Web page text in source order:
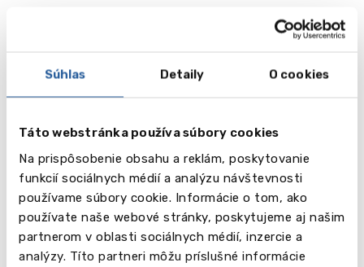
Súhlas Detaily O cookies
Táto webstránka používa súbory cookies
Na prispôsobenie obsahu a reklám, poskytovanie
funkcií sociálnych médií a analýzu návštevnosti
používame súbory cookie. Informácie o tom, ako
používate naše webové stránky, poskytujeme aj našim
partnerom v oblasti sociálnych médií, inzercie a
analýzy. Títo partneri môžu príslušné informácie
20
Obrázky